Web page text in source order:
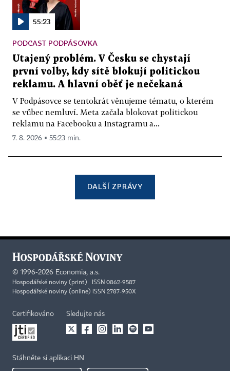
55:23
PODCAST PODPÁSOVKA
Utajený problém. V Česku se chystají
první volby, kdy sítě blokují politickou
reklamu. A hlavní oběť je nečekaná
V Podpásovce se tentokrát věnujeme tématu, o kterém
se vůbec nemluví. Meta začala blokovat politickou
reklamu na Facebooku a Instagramu a...
7. 8. 2026 ▪ 55:23 min.
DALŠÍ ZPRÁVY
© 1996-2026 Economia, a.s.
Hospodářské noviny (print) ISSN 0862-9587
Hospodářské noviny (online) ISSN 2787-950X
Certifikováno Sledujte nás
Stáhněte si aplikaci HN